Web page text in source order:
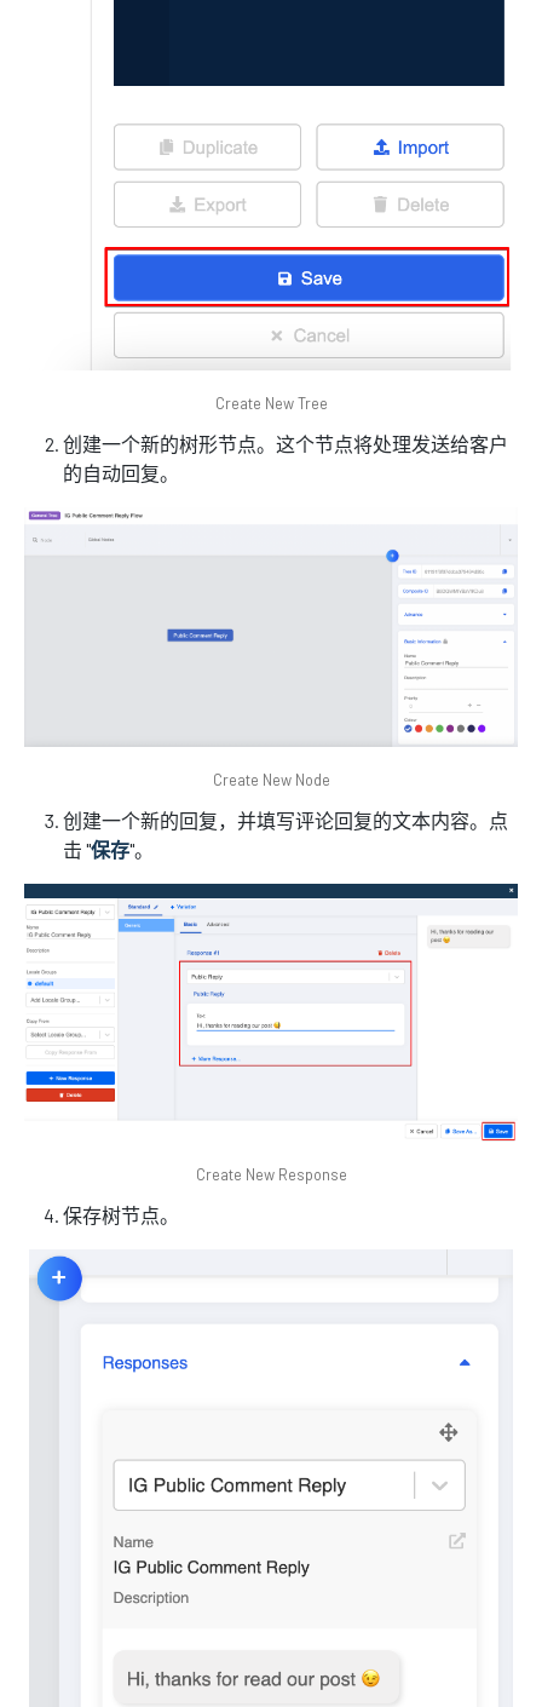
Create New Tree
创建一个新的树形节点。这个节点将处理发送给客户
的自动回复。
Create New Node
创建一个新的回复，并填写评论回复的文本内容。点
击 "保存"。
Create New Response
保存树节点。